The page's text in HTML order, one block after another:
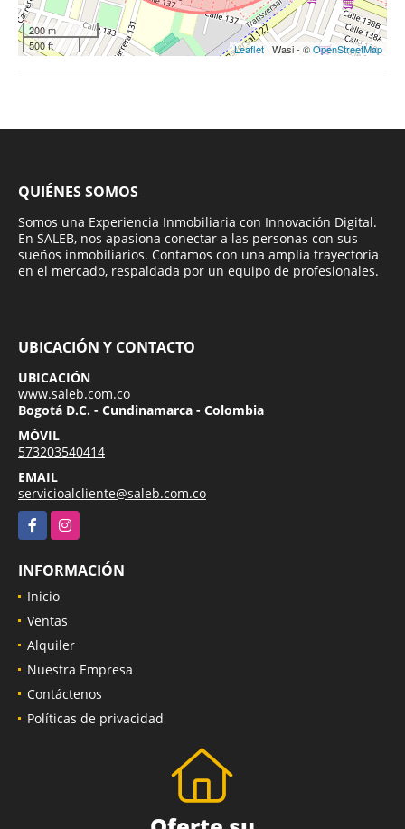
200 m
500 ft
Leaflet | Wasi - ©OpenStreetMap
QUIÉNES SOMOS
Somos una Experiencia Inmobiliaria con Innovación Digital.
En SALEB, nos apasiona conectar a las personas con sus
sueños inmobiliarios. Contamos con una amplia trayectoria
en el mercado, respaldada por un equipo de profesionales.
UBICACIÓN Y CONTACTO
UBICACIÓN
www.saleb.com.co
Bogotá D.C. - Cundinamarca - Colombia
MÓVIL
573203540414
EMAIL
servicioalcliente@saleb.com.co
FacebookInstagram
INFORMACIÓN
Inicio
Ventas
Alquiler
Nuestra Empresa
Contáctenos
Políticas de privacidad